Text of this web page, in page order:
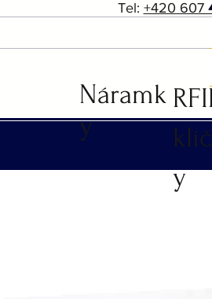
y
Náramk
y
Tel: +420 607